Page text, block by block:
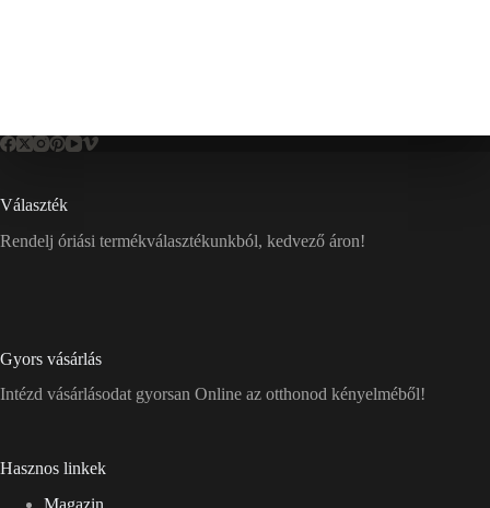
Választék
Rendelj óriási termékválasztékunkból, kedvező áron!
Gyors vásárlás
Intézd vásárlásodat gyorsan Online az otthonod kényelméből!
Hasznos linkek